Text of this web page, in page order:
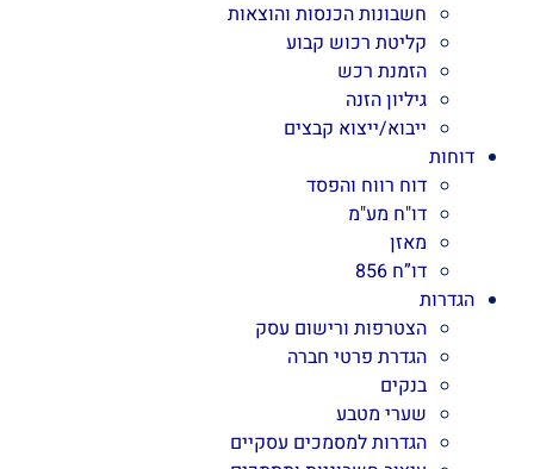
חשבונות הכנסות והוצאות
קליטת רכוש קבוע
הזמנת רכש
גיליון הזנה
ייבוא/ייצוא קבצים
דוחות
דוח רווח והפסד
דו"ח מע"מ
מאזן
דו”ח 856
הגדרות
הצטרפות ורישום עסק
הגדרת פרטי חברה
בנקים
שערי מטבע
הגדרות למסמכים עסקיים